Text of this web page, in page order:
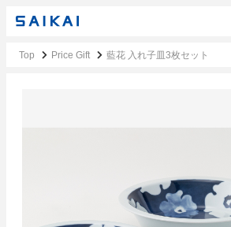
Top Price Gift 藍花 入れ子皿3枚セット